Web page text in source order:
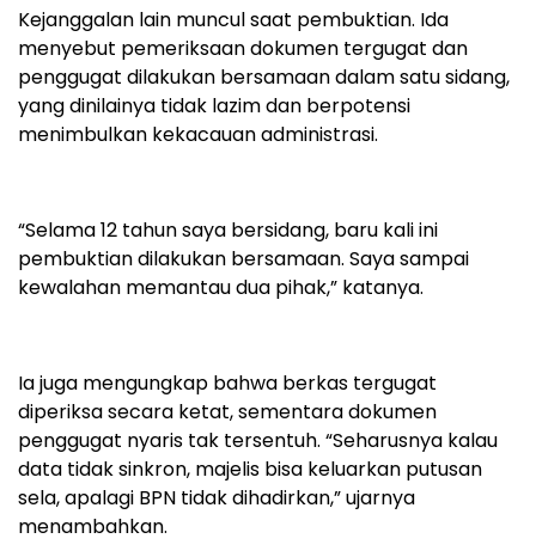
Kejanggalan lain muncul saat pembuktian. Ida
menyebut pemeriksaan dokumen tergugat dan
penggugat dilakukan bersamaan dalam satu sidang,
yang dinilainya tidak lazim dan berpotensi
menimbulkan kekacauan administrasi.
“Selama 12 tahun saya bersidang, baru kali ini
pembuktian dilakukan bersamaan. Saya sampai
kewalahan memantau dua pihak,” katanya.
Ia juga mengungkap bahwa berkas tergugat
diperiksa secara ketat, sementara dokumen
penggugat nyaris tak tersentuh. “Seharusnya kalau
data tidak sinkron, majelis bisa keluarkan putusan
sela, apalagi BPN tidak dihadirkan,” ujarnya
menambahkan.